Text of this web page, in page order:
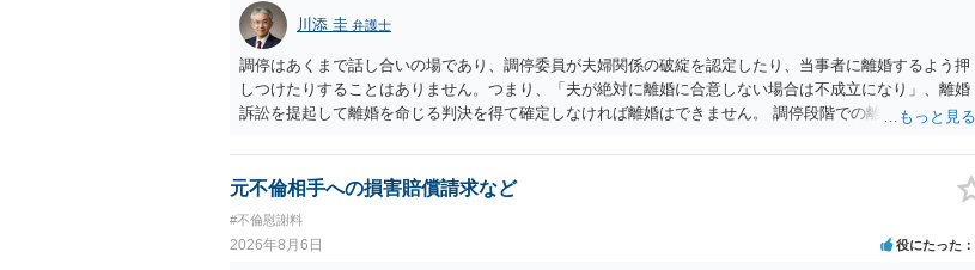
川添 圭 弁護士
調停はあくまで話し合いの場であり、調停委員が夫婦関係の破綻を認定したり、当事者に離婚するよう押
しつけたりすることはありません。つまり、「夫が絶対に離婚に合意しない場合は不成立になり」、離婚
訴訟を提起して離婚を命じる判決を得て確定しなければ離婚はできません。 調停段階での離婚成立を希望
ば、夫から「この条件なら離婚してもよい」として提示された条件を全部丸呑みする、という方法しかな
いかもしれません）。ただ、離婚訴訟をしたくないという考えを見透かされてしまうと、逆に足下を見ら
淡々と調停不成立にして離婚訴訟で離婚原因を主張し、判決へ持っていく方が近道であることも少なくあ
りません。見通し等を含め、弁護士へ相談・依頼した方がよいと思います。
元不倫相手への損害賠償請求など
#不倫慰謝料
2026年8月6日 役にたった